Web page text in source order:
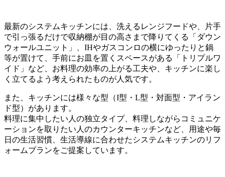
最新のシステムキッチンには、洗えるレンジフードや、片手
で引っ張るだけで収納棚が目の高さまで降りてくる「ダウン
ウォールユニット」、IHやガスコンロの横にゆったりと鍋
等が置けて、手前にお皿を置くスペースがある「トリプルワ
イド」など、お料理の効率の上がる工夫や、キッチンに楽し
く立てるよう考えられたものが人気です。
また、キッチンには様々な型（I型・L型・対面型・アイラン
ド型）があります。
料理に集中したい人の独立タイプ、料理しながらコミュニケ
ーションを取りたい人のカウンターキッチンなど、用途や毎
日の生活習慣、生活導線に合わせたシステムキッチンのリフ
ォームプランをご提案しています。